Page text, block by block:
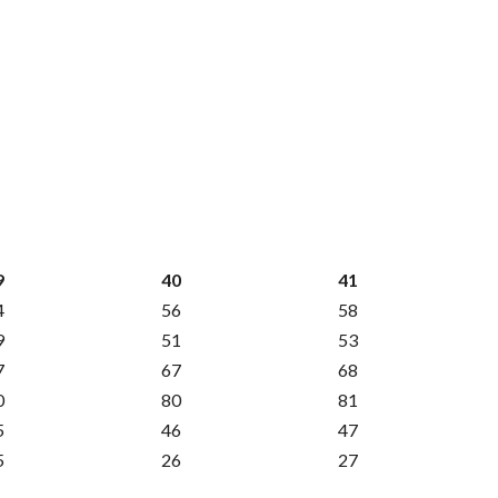
40
41
56
58
51
53
67
68
80
81
46
47
26 27